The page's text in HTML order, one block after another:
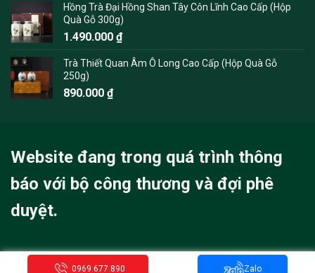
Hồng Trà Đại Hồng Shan Tây Côn Lĩnh Cao Cấp (Hộp
Quà Gỗ 300g)
1.490.000 ₫
Trà Thiết Quan Âm Ô Long Cao Cấp (Hộp Quà Gỗ
250g)
890.000 ₫
Website đang trong quá trình thông
báo với bộ công thương và đợi phê
duyệt.
0969.677.890 Zalo